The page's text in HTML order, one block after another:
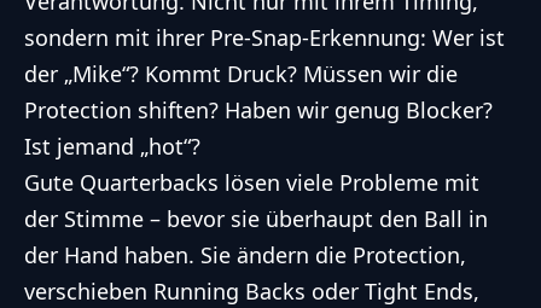
sondern mit ihrer Pre-Snap-Erkennung: Wer ist
der „Mike“? Kommt Druck? Müssen wir die
Protection shiften? Haben wir genug Blocker?
Ist jemand „hot“?
Gute Quarterbacks lösen viele Probleme mit
der Stimme – bevor sie überhaupt den Ball in
der Hand haben. Sie ändern die Protection,
verschieben Running Backs oder Tight Ends,